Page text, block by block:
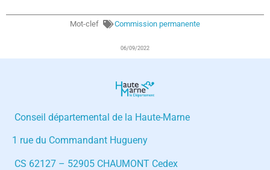
Mot-clef Commission permanente
06/09/2022
Conseil départemental de la Haute-Marne
1 rue du Commandant Hugueny
CS 62127 – 52905 CHAUMONT Cedex